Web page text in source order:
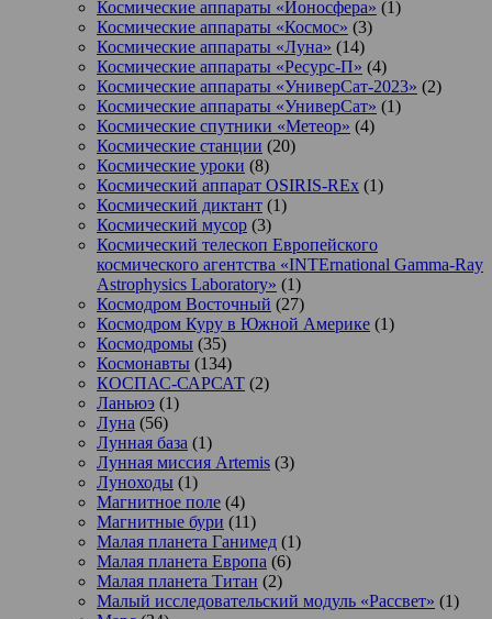
Космические аппараты «Ионосфера» (1)
Космические аппараты «Космос» (3)
Космические аппараты «Луна» (14)
Космические аппараты «Ресурс-П» (4)
Космические аппараты «УниверСат-2023» (2)
Космические аппараты «УниверСат» (1)
Космические спутники «Метеор» (4)
Космические станции (20)
Космические уроки (8)
Космический аппарат OSIRIS-REx (1)
Космический диктант (1)
Космический мусор (3)
Космический телескоп Европейского
космического агентства «INTErnational Gamma-Ray
Astrophysics Laboratory» (1)
Космодром Восточный (27)
Космодром Куру в Южной Америке (1)
Космодромы (35)
Космонавты (134)
КОСПАС-САРСАТ (2)
Ланьюэ (1)
Луна (56)
Лунная база (1)
Лунная миссия Artemis (3)
Луноходы (1)
Магнитное поле (4)
Магнитные бури (11)
Малая планета Ганимед (1)
Малая планета Европа (6)
Малая планета Титан (2)
Малый исследовательский модуль «Рассвет» (1)